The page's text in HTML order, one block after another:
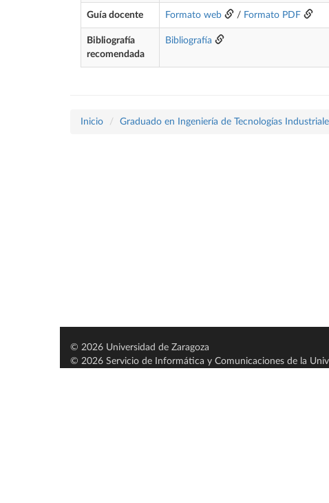
Guía docente Formato web / Formato PDF
Bibliografía
recomendada
Bibliografía
Inicio Graduado en Ingeniería de Tecnologías
© 2026 Universidad de Zaragoza
© 2026 Servicio de Informática y Comunicaciones de la